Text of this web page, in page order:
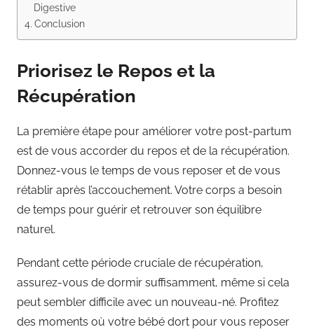
Digestive
Conclusion
Priorisez le Repos et la
Récupération
La première étape pour améliorer votre post-partum
est de vous accorder du repos et de la récupération.
Donnez-vous le temps de vous reposer et de vous
rétablir après l’accouchement. Votre corps a besoin
de temps pour guérir et retrouver son équilibre
naturel.
Pendant cette période cruciale de récupération,
assurez-vous de dormir suffisamment, même si cela
peut sembler difficile avec un nouveau-né. Profitez
des moments où votre bébé dort pour vous reposer